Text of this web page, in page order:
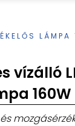
LÁMPA
vízálló
160W